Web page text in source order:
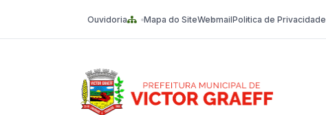
Ouvidoria Mapa do SiteWebmailPolitica de Privacidade